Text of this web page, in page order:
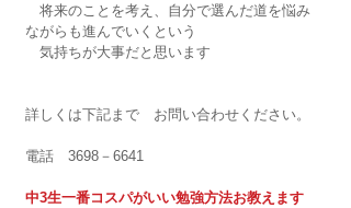
将来のことを考え、自分で選んだ道を悩み
ながらも進んでいくという
気持ちが大事だと思います
詳しくは下記まで　お問い合わせください。
電話　3698－6641
中3生一番コスパがいい勉強方法お教えます